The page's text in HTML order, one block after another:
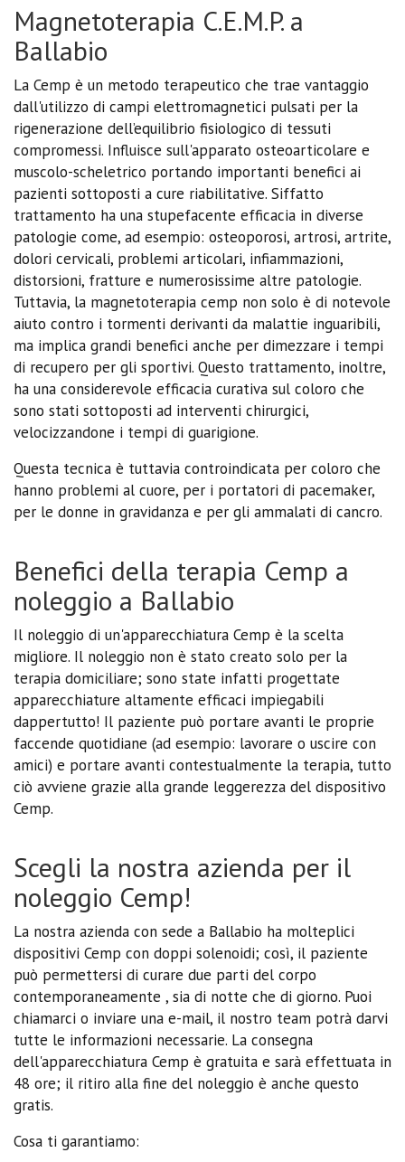
Magnetoterapia C.E.M.P. a
Ballabio
La Cemp è un metodo terapeutico che trae vantaggio
dall'utilizzo di campi elettromagnetici pulsati per la
rigenerazione dell’equilibrio fisiologico di tessuti
compromessi. Influisce sull'apparato osteoarticolare e
muscolo-scheletrico portando importanti benefici ai
pazienti sottoposti a cure riabilitative. Siffatto
trattamento ha una stupefacente efficacia in diverse
patologie come, ad esempio: osteoporosi, artrosi, artrite,
dolori cervicali, problemi articolari, infiammazioni,
distorsioni, fratture e numerosissime altre patologie.
Tuttavia, la magnetoterapia cemp non solo è di notevole
aiuto contro i tormenti derivanti da malattie inguaribili,
ma implica grandi benefici anche per dimezzare i tempi
di recupero per gli sportivi. Questo trattamento, inoltre,
ha una considerevole efficacia curativa sul coloro che
sono stati sottoposti ad interventi chirurgici,
velocizzandone i tempi di guarigione.
Questa tecnica è tuttavia controindicata per coloro che
hanno problemi al cuore, per i portatori di pacemaker,
per le donne in gravidanza e per gli ammalati di cancro.
Benefici della terapia Cemp a
noleggio a Ballabio
Il noleggio di un'apparecchiatura Cemp è la scelta
migliore. Il noleggio non è stato creato solo per la
terapia domiciliare; sono state infatti progettate
apparecchiature altamente efficaci impiegabili
dappertutto! Il paziente può portare avanti le proprie
faccende quotidiane (ad esempio: lavorare o uscire con
amici) e portare avanti contestualmente la terapia, tutto
ciò avviene grazie alla grande leggerezza del dispositivo
Cemp.
Scegli la nostra azienda per il
noleggio Cemp!
La nostra azienda con sede a Ballabio ha molteplici
dispositivi Cemp con doppi solenoidi; così, il paziente
può permettersi di curare due parti del corpo
contemporaneamente , sia di notte che di giorno. Puoi
chiamarci o inviare una e-mail, il nostro team potrà darvi
tutte le informazioni necessarie. La consegna
dell'apparecchiatura Cemp è gratuita e sarà effettuata in
48 ore; il ritiro alla fine del noleggio è anche questo
gratis.
Cosa ti garantiamo: